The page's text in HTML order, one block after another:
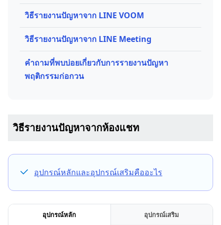
วิธีรายงานปัญหาจาก LINE VOOM
วิธีรายงานปัญหาจาก LINE Meeting
คำถามที่พบบ่อยเกี่ยวกับการรายงานปัญหา
พฤติกรรมก่อกวน
วิธีรายงานปัญหาจากห้องแชท
อุปกรณ์หลักและอุปกรณ์เสริมคืออะไร
อุปกรณ์หลัก อุปกรณ์เสริม